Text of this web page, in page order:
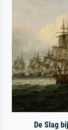
De Slag